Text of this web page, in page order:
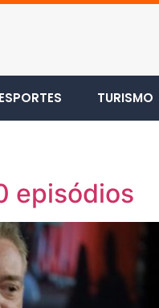
ESPORTES TURISMO
episódios